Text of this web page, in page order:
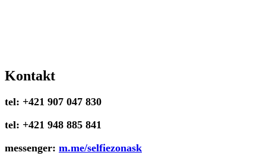
Kontakt
tel: +421 907 047 830
tel: +421 948 885 841
messenger: m.me/selfiezonask